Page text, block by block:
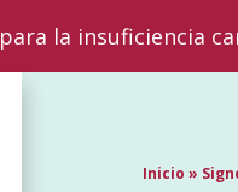
para la insuficiencia
Inicio »